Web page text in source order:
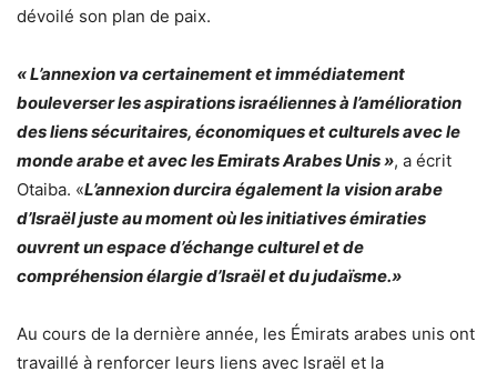
dévoilé son plan de paix.
« L’annexion va certainement et immédiatement
bouleverser les aspirations israéliennes à l’amélioration
des liens sécuritaires, économiques et culturels avec le
monde arabe et avec les Emirats Arabes Unis », a écrit
Otaiba. «L’annexion durcira également la vision arabe
d’Israël juste au moment où les initiatives émiraties
ouvrent un espace d’échange culturel et de
compréhension élargie d’Israël et du judaïsme.»
Au cours de la dernière année, les Émirats arabes unis ont
travaillé à renforcer leurs liens avec Israël et la